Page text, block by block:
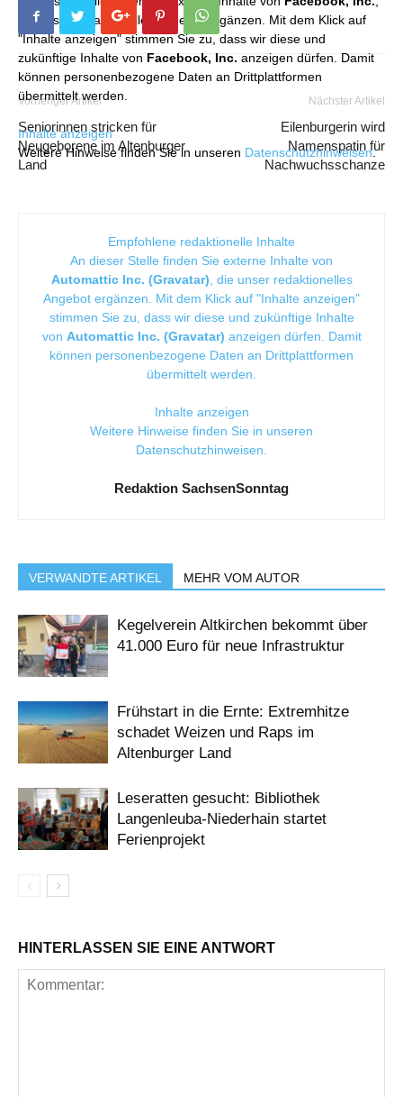
die unser redaktionelles Angebot ergänzen. Mit dem Klick auf
"Inhalte anzeigen" stimmen Sie zu, dass wir diese und
zukünftige Inhalte von Facebook, Inc. anzeigen dürfen. Damit
können personenbezogene Daten an Drittplattformen
übermittelt werden.
Inhalte anzeigen
Weitere Hinweise finden Sie in unseren Datenschutzhinweisen.
Vorheriger Artikel
Seniorinnen stricken für
Neugeborene im Altenburger
Land
Nächster Artikel
Eilenburgerin wird
Namenspatin für
Nachwuchsschanze
Empfohlene redaktionelle Inhalte
An dieser Stelle finden Sie externe Inhalte von
Automattic Inc. (Gravatar) , die unser redaktionelles
Angebot ergänzen. Mit dem Klick auf "Inhalte anzeigen"
stimmen Sie zu, dass wir diese und zukünftige Inhalte
von Automattic Inc. (Gravatar) anzeigen dürfen. Damit
können personenbezogene Daten an Drittplattformen
übermittelt werden.
Inhalte anzeigen
Weitere Hinweise finden Sie in unseren
Datenschutzhinweisen
Redaktion SachsenSonntag
VERWANDTE ARTIKEL MEHR VOM AUTOR
Kegelverein Altkirchen bekommt über
41.000 Euro für neue Infrastruktur
Frühstart in die Ernte: Extremhitze
schadet Weizen und Raps im
Altenburger Land
Leseratten gesucht: Bibliothek
Langenleuba-Niederhain startet
Ferienprojekt
HINTERLASSEN SIE EINE ANTWORT